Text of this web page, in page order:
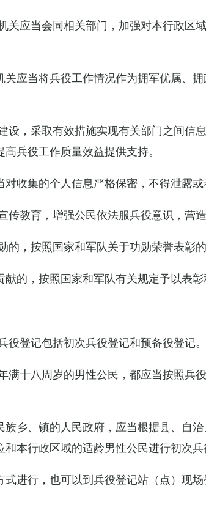
关应当会同相关部门，加强对本行政区
应当将兵役工作情况作为拥军优属、
，采取有效措施实现有关部门之间信
兵役工作质量效益提供支持。
收集的个人信息严格保密，不得泄露或
教育，增强公民依法服兵役意识，营
，按照国家和军队关于功勋荣誉表彰的
的，按照国家和军队有关规定予以表彰
登记包括初次兵役登记和预备役登记。
满十八周岁的男性公民，都应当按照兵
乡、镇的人民政府，应当根据县、自
本行政区域的适龄男性公民进行初次兵
进行，也可以到兵役登记站（点）现